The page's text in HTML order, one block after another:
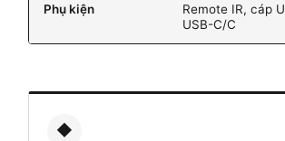
Phụ kiện
Remote IR, cáp
USB-C/C
◆